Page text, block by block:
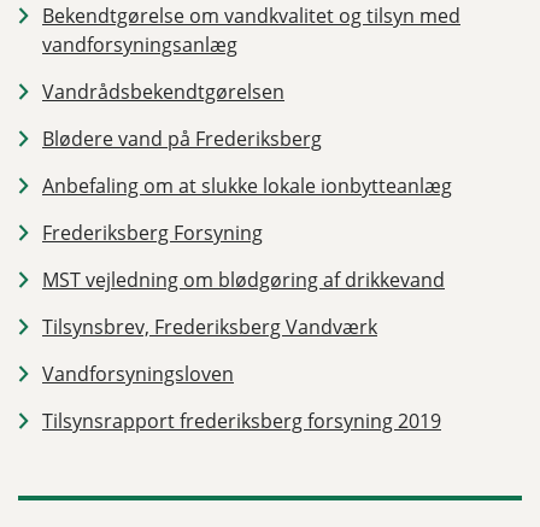
Bekendtgørelse om vandkvalitet og tilsyn med
vandforsyningsanlæg
Vandrådsbekendtgørelsen
Blødere vand på Frederiksberg
Anbefaling om at slukke lokale ionbytteanlæg
Frederiksberg Forsyning
MST vejledning om blødgøring af drikkevand
Tilsynsbrev, Frederiksberg Vandværk
Vandforsyningsloven
Tilsynsrapport frederiksberg forsyning 2019